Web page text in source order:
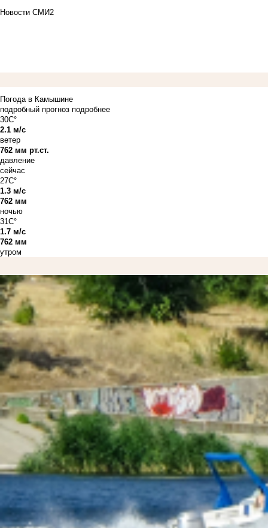
Новости СМИ2
Погода в Камышине
подробный прогноз подробнее
30C°
2.1 м/с
ветер
762 мм рт.ст.
давление
сейчас
27C°
1.3 м/с
762 мм
ночью
31C°
1.7 м/с
762 мм
утром